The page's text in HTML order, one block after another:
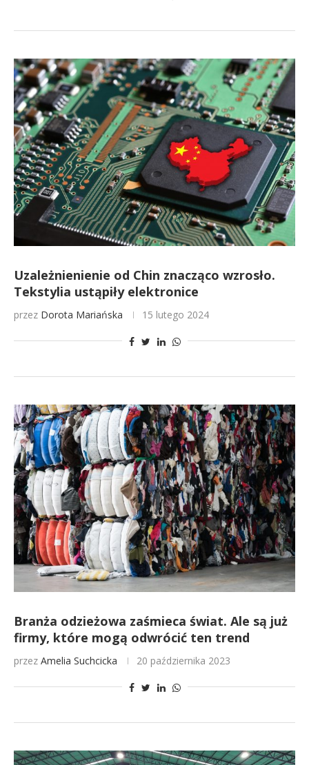
Uzależnienienie od Chin znacząco wzrosło.
Tekstylia ustąpiły elektronice
przez Dorota Mariańska 15 lutego 2024
Branża odzieżowa zaśmieca świat. Ale są już
firmy, które mogą odwrócić ten trend
przez Amelia Suchcicka 20 października 2023